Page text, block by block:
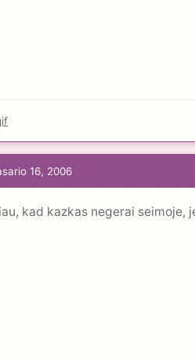
16, 2006
kad kazkas negerai seimoje,